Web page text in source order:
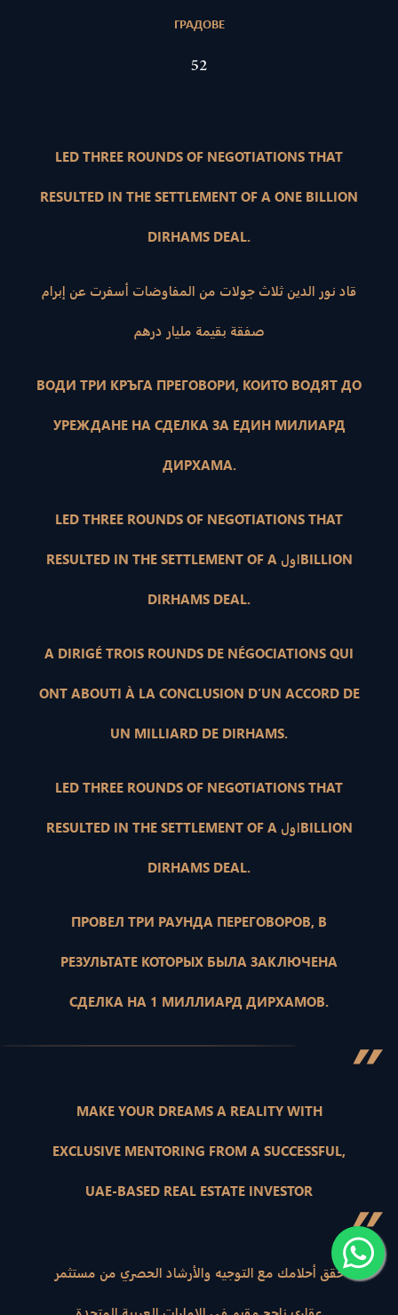
ГРАДОВЕ
52
LED THREE ROUNDS OF NEGOTIATIONS THAT
RESULTED IN THE SETTLEMENT OF A ONE BILLION
DIRHAMS DEAL.
قاد نور الدين ثلاث جولات من المفاوضات أسفرت عن إبرام
صفقة بقيمة مليار درهم
ВОДИ ТРИ КРЪГА ПРЕГОВОРИ, КОИТО ВОДЯТ ДО
УРЕЖДАНЕ НА СДЕЛКА ЗА ЕДИН МИЛИАРД
ДИРХАМА.
LED THREE ROUNDS OF NEGOTIATIONS THAT
RESULTED IN THE SETTLEMENT OF A اولBILLION
DIRHAMS DEAL.
A DIRIGÉ TROIS ROUNDS DE NÉGOCIATIONS QUI
ONT ABOUTI À LA CONCLUSION D’UN ACCORD DE
UN MILLIARD DE DIRHAMS.
LED THREE ROUNDS OF NEGOTIATIONS THAT
RESULTED IN THE SETTLEMENT OF A اولBILLION
DIRHAMS DEAL.
ПРОВЕЛ ТРИ РАУНДА ПЕРЕГОВОРОВ, В
РЕЗУЛЬТАТЕ КОТОРЫХ БЫЛА ЗАКЛЮЧЕНА
СДЕЛКА НА 1 МИЛЛИАРД ДИРХАМОВ.
”
MAKE YOUR DREAMS A REALITY WITH
EXCLUSIVE MENTORING FROM A SUCCESSFUL,
UAE-BASED REAL ESTATE INVESTOR ”حقق أحلامك مع التوجيه والأرشاد الحصري من مستثمر